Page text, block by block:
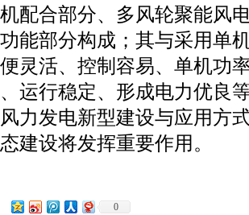
配合部分、多风轮聚能风
能部分构成；其与采用单
灵活、控制容易、单机功
运行稳定、形成电力优良
力发电新型建设与应用方
建设将发挥重要作用。
0